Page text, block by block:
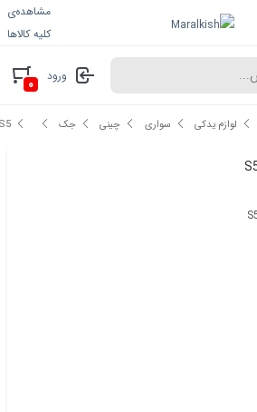
مشاهده‌ی
کلیه کالاها
ورود ۰
لوازم یدکی سواری چینی جک